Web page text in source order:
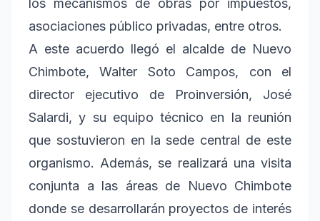
los mecanismos de obras por impuestos,
asociaciones público privadas, entre otros.
A este acuerdo llegó el alcalde de Nuevo
Chimbote, Walter Soto Campos, con el
director ejecutivo de Proinversión, José
Salardi, y su equipo técnico en la reunión
que sostuvieron en la sede central de este
organismo. Además, se realizará una visita
conjunta a las áreas de Nuevo Chimbote
donde se desarrollarán proyectos de interés